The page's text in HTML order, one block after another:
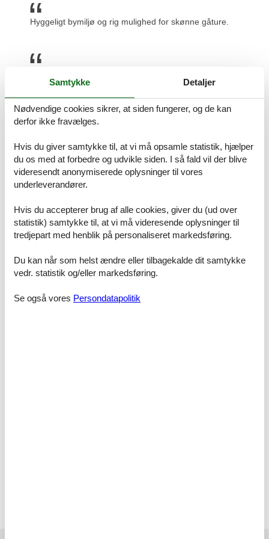
Hyggeligt bymiljø og rig mulighed for skønne gåture.
Prisgaranti og kundeservice
Når du har fundet det sommerhus Sjælland privat med pool, som
skal danne rammen om familiens ferie, kan du straks booke det
prisgaranti. Vi står inde for at der ikke er ét eneste af de andre
udlejningsbureauer, som udlejer dit foretrukne sommerhus Sjælland
privat med pool til en pris, som er billigere end vores.
Skulle der en sjælden gang opstå en fejl i vores priskontrol,
simpelthen på din konto.
Skulle du sidde tilbage med spørgsmål eller specielle ønsker i
med pool, så kontakt os endelig. Send en mail til info@feline.dk
eller ring på 8724 2251.
Samtykke Detaljer
Nødvendige cookies sikrer, at siden fungerer, og de kan
derfor ikke fravælges.
Hvis du giver samtykke til, at vi må opsamle statistik, hjælper
du os med at forbedre og udvikle siden. I så fald vil der blive
videresendt anonymiserede oplysninger til vores
underleverandører.
Hvis du accepterer brug af alle cookies, giver du (ud over
statistik) samtykke til, at vi må videresende oplysninger til
tredjepart med henblik på personaliseret markedsføring.
Du kan når som helst ændre eller tilbagekalde dit samtykke
vedr. statistik og/eller markedsføring.
Se også vores Persondatapolitik